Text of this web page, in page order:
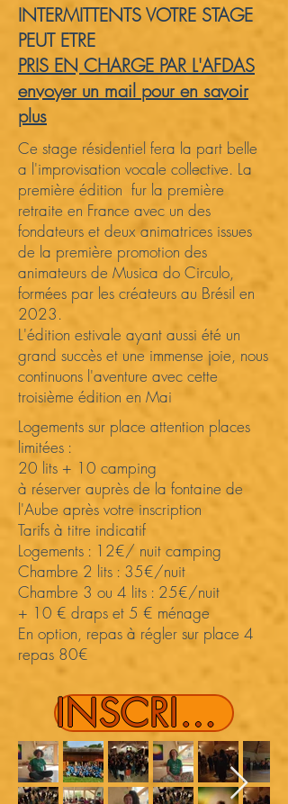
INTERMITTENTS VOTRE STAGE
PEUT ETRE
PRIS EN CHARGE PAR L'AFDAS
envoyer un mail pour en savoir
plus
​​Ce stage résidentiel fera la part belle
a l'improvisation vocale collective. La
première édition fur la première
retraite en France avec un des
fondateurs et deux animatrices issues
de la première promotion des
animateurs de Musica do Circulo,
formées par les créateurs au Brésil en
2023.
L'édition estivale ayant aussi été un
grand succès et une immense joie, nous
continuons l'aventure avec cette
troisième édition en Mai
Logements sur place attention places
limitées :
20 lits + 10 camping
à réserver auprès de la fontaine de
l'Aube après votre inscription
Tarifs à titre indicatif
Logements : 12€/ nuit camping
Chambre 2 lits : 35€/nuit
Chambre 3 ou 4 lits : 25€/nuit
+ 10 € draps et 5 € ménage
En option, repas à régler sur place 4
repas 80€
INSCRIPTION EARLY BIRD